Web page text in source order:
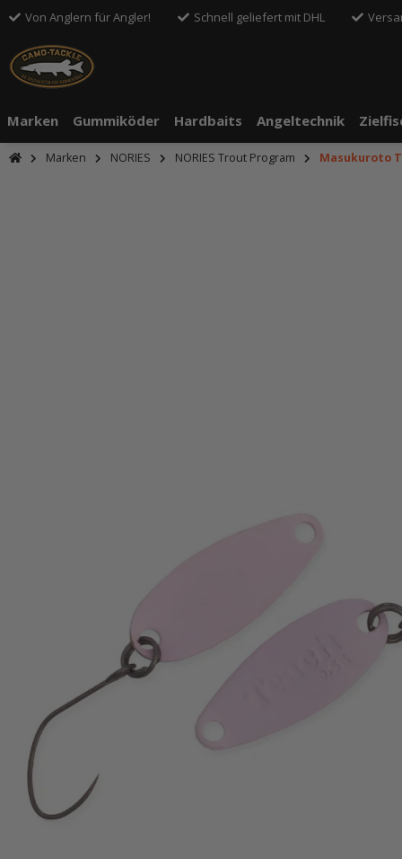
Von Anglern für Angler! Schnell geliefert mit DHL
Marken Gummiköder Hardbaits Angeltechnik
Marken NORIES NORIES Trout Program Masukuroto
An